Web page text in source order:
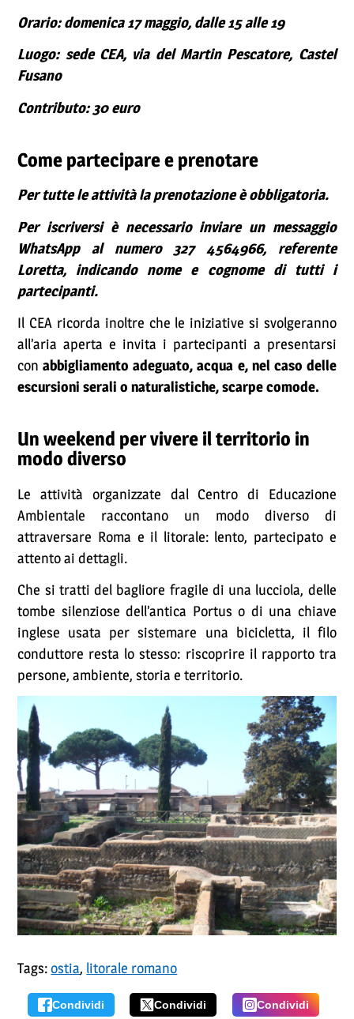
Orario: domenica 17 maggio, dalle 15 alle 19
Luogo: sede CEA, via del Martin Pescatore, Castel
Fusano
Contributo: 30 euro
Come partecipare e prenotare
Per tutte le attività la prenotazione è obbligatoria.
Per iscriversi è necessario inviare un messaggio
WhatsApp al numero 327 4564966, referente
Loretta, indicando nome e cognome di tutti i
partecipanti.
Il CEA ricorda inoltre che le iniziative si svolgeranno
all’aria aperta e invita i partecipanti a presentarsi
conabbigliamento adeguato, acqua e, nel caso delle
escursioni serali o naturalistiche, scarpe comode.
Un weekend per vivere il territorio in
modo diverso
Le attività organizzate dal Centro di Educazione
Ambientale raccontano un modo diverso di
attraversare Roma e il litorale: lento, partecipato e
attento ai dettagli.
Che si tratti del bagliore fragile di una lucciola, delle
tombe silenziose dell’antica Portus o di una chiave
inglese usata per sistemare una bicicletta, il filo
conduttore resta lo stesso: riscoprire il rapporto tra
persone, ambiente, storia e territorio.
Tags:ostia, litorale romano
Condividi Condividi Condividi